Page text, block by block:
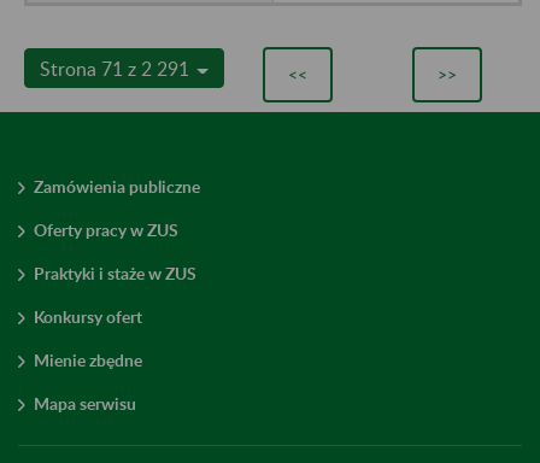
Strona 71 z 2 291 << >>
Zamówienia publiczne
Oferty pracy w ZUS
Praktyki i staże w ZUS
Konkursy ofert
Mienie zbędne
Mapa serwisu